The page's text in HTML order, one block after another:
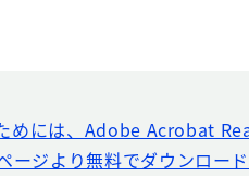
めには、Adobe Acrobat
ージより無料でダウンロー